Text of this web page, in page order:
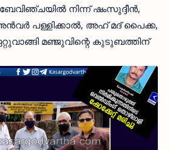
നിന്ന് ഷംസുദ്ദീന്‍,
പള്ളിക്കാല്‍, അഹ് മദ് പൈക്ക,
മഞ്ജുവിന്റെ കുടുബത്തിന്